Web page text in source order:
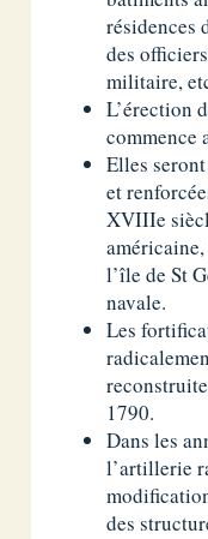
résidences
des
militaire,
L’érection
commence
Elles
et
XVIIIe
l’île de St
navale.
Les
1790.
Dans les
l’artillerie
des